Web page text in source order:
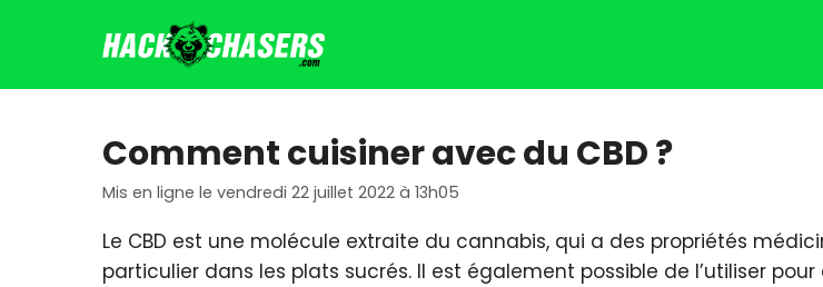
Comment cuisiner avec du CBD ?
Mis en ligne le vendredi 22 juillet 2022 à 13h05
Le CBD est une molécule extraite du cannabis, qui a des propriétés
particulier dans les plats sucrés. Il est également possible de l’utiliser